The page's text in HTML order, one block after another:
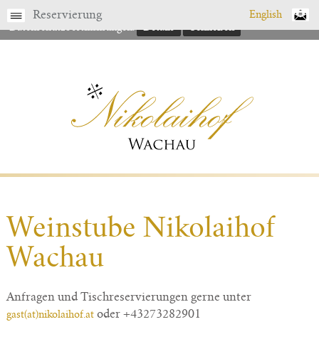
Gerne finden Sie hier nähere Details zu unseren
Datenschutzbestimmungen. Details Schließen
English
Weinstube Nikolaihof
Wachau
Anfragen und Tischreservierungen gerne unter
gast(at)nikolaihof.atoder +43273282901
Reservierung